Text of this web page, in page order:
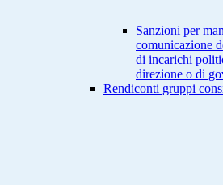
Sanzioni per
comunicazione
di incarichi
direzione o di
Rendiconti gruppi